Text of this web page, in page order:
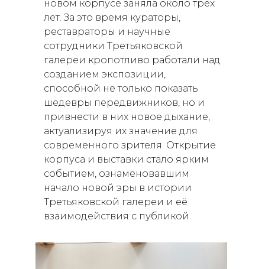
новом корпусе заняла около трёх
лет. За это время кураторы,
реставраторы и научные
сотрудники Третьяковской
галереи кропотливо работали над
созданием экспозиции,
способной не только показать
шедевры передвижников, но и
привнести в них новое дыхание,
актуализируя их значение для
современного зрителя. Открытие
корпуса и выставки стало ярким
событием, ознаменовавшим
начало новой эры в истории
Третьяковской галереи и её
взаимодействия с публикой.